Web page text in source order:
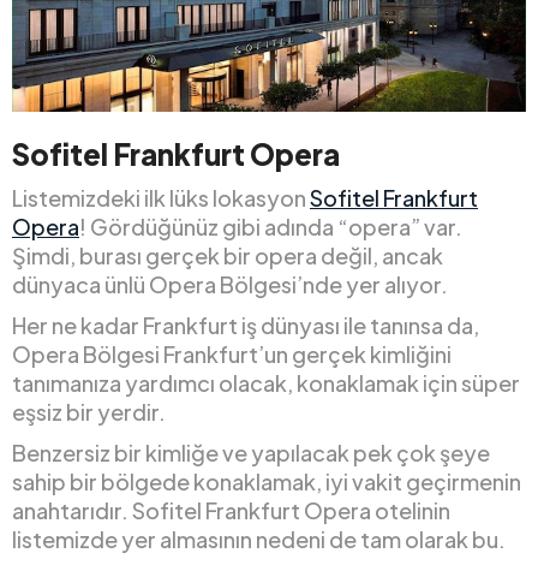
Sofitel Frankfurt Opera
Listemizdeki ilk lüks lokasyonSofitel Frankfurt
Opera! Gördüğünüz gibi adında “opera” var.
Şimdi, burası gerçek bir opera değil, ancak
dünyaca ünlü Opera Bölgesi’nde yer alıyor.
Her ne kadar Frankfurt iş dünyası ile tanınsa da,
Opera Bölgesi Frankfurt’un gerçek kimliğini
tanımanıza yardımcı olacak, konaklamak için süper
eşsiz bir yerdir.
Benzersiz bir kimliğe ve yapılacak pek çok şeye
sahip bir bölgede konaklamak, iyi vakit geçirmenin
anahtarıdır. Sofitel Frankfurt Opera otelinin
listemizde yer almasının nedeni de tam olarak bu.